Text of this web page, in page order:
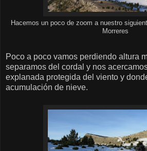
Hacemos un poco de zoom a nuestro
Morreres
Poco a poco vamos perdiendo altura
separamos del cordal y nos
explanada protegida del viento y
acumulación de nieve.